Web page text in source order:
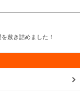
敷き詰めました！